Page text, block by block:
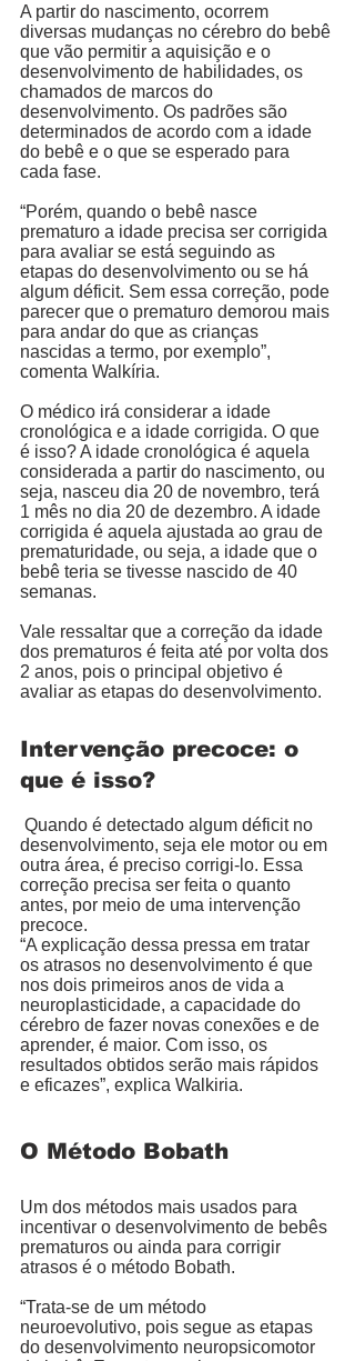
A partir do nascimento, ocorrem
diversas mudanças no cérebro do bebê
que vão permitir a aquisição e o
desenvolvimento de habilidades, os
chamados de marcos do
desenvolvimento. Os padrões são
determinados de acordo com a idade
do bebê e o que se esperado para
cada fase.
“Porém, quando o bebê nasce
prematuro a idade precisa ser corrigida
para avaliar se está seguindo as
etapas do desenvolvimento ou se há
algum déficit. Sem essa correção, pode
parecer que o prematuro demorou mais
para andar do que as crianças
nascidas a termo, por exemplo”,
comenta Walkíria.
O médico irá considerar a idade
cronológica e a idade corrigida. O que
é isso? A idade cronológica é aquela
considerada a partir do nascimento, ou
seja, nasceu dia 20 de novembro, terá
1 mês no dia 20 de dezembro. A idade
corrigida é aquela ajustada ao grau de
prematuridade, ou seja, a idade que o
bebê teria se tivesse nascido de 40
semanas.
Vale ressaltar que a correção da idade
dos prematuros é feita até por volta dos
2 anos, pois o principal objetivo é
avaliar as etapas do desenvolvimento.
Intervenção precoce: o
que é isso?
desenvolvimento, seja ele motor ou em
outra área, é preciso corrigi-lo. Essa
correção precisa ser feita o quanto
antes, por meio de uma intervenção
precoce.
“A explicação dessa pressa em tratar
os atrasos no desenvolvimento é que
nos dois primeiros anos de vida a
neuroplasticidade, a capacidade do
cérebro de fazer novas conexões e de
aprender, é maior. Com isso, os
resultados obtidos serão mais rápidos
e eficazes”, explica Walkiria.
O Método Bobath
Um dos métodos mais usados para
incentivar o desenvolvimento de bebês
prematuros ou ainda para corrigir
atrasos é o método Bobath.
“Trata-se de um método
neuroevolutivo, pois segue as etapas
do desenvolvimento neuropsicomotor